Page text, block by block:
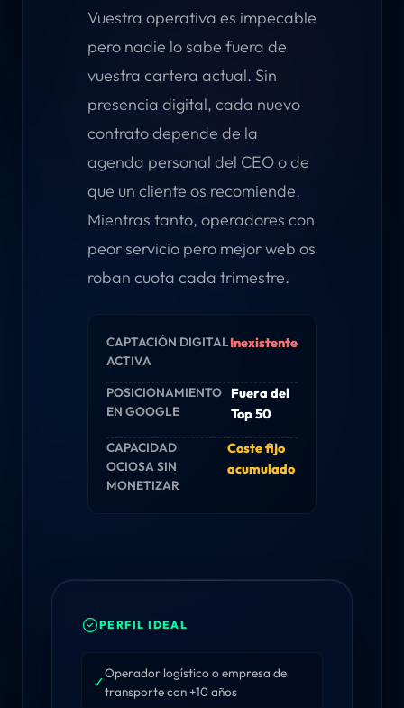
Vuestra operativa es impecable
pero nadie lo sabe fuera de
vuestra cartera actual. Sin
presencia digital, cada nuevo
contrato depende de la
agenda personal del CEO o de
que un cliente os recomiende.
Mientras tanto, operadores con
peor servicio pero mejor web os
roban cuota cada trimestre.
CAPTACIÓN DIGITAL
ACTIVA
Inexistente
POSICIONAMIENTO
EN GOOGLE
Fuera del
Top 50
CAPACIDAD
OCIOSA SIN
MONETIZAR
Coste fijo
acumulado
PERFIL IDEAL
✓
Operador logístico o empresa de
transporte con +10 años